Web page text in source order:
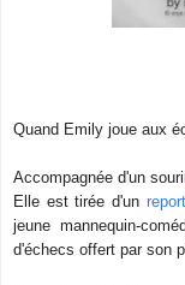
Quand Emily joue aux
Accompagnée d'un
Elle est tirée d'un
jeune mannequin-
d'échecs offert par son